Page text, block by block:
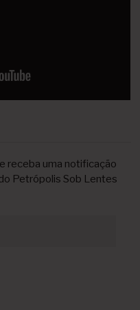
receba uma notificação
Petrópolis Sob Lentes